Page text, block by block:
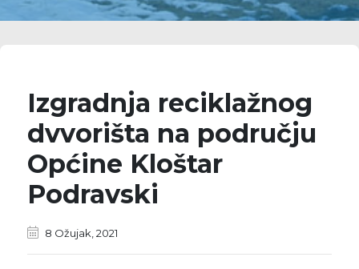
Izgradnja reciklažnog
dvvorišta na području
Općine Kloštar
Podravski
8 Ožujak, 2021